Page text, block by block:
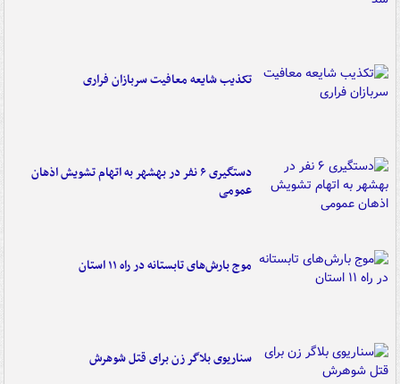
تکذیب شایعه معافیت سربازان فراری
دستگیری ۶ نفر در بهشهر به اتهام تشویش اذهان
عمومی
موج بارش‌های تابستانه در راه ۱۱ استان
سناریوی بلاگر زن برای قتل شوهرش